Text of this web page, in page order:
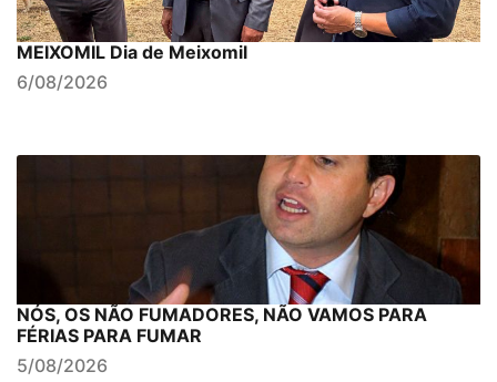
MEIXOMIL Dia de Meixomil
6/08/2026
NÓS, OS NÃO FUMADORES, NÃO VAMOS PARA
FÉRIAS PARA FUMAR
5/08/2026